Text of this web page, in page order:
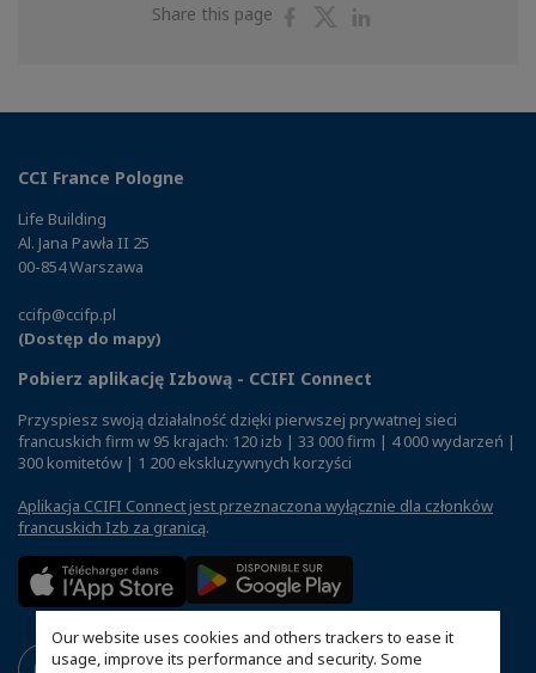
Our website uses cookies and others trackers to ease it
usage, improve its performance and security. Some
Share this page
ShareShare
CCI France Pologne
Life Building
Al. Jana Pawła II 25
00-854 Warszawa
ccifp@ccifp.pl
(Dostęp do mapy)
Pobierz aplikację Izbową - CCIFI Connect
Przyspiesz swoją działalność dzięki pierwszej prywatnej sieci
francuskich firm w 95 krajach: 120 izb | 33 000 firm | 4 000 wydarzeń |
300 komitetów | 1 200 ekskluzywnych korzyści
Aplikacja CCIFI Connect jest przeznaczona wyłącznie dla członków
francuskich Izb za granicą.